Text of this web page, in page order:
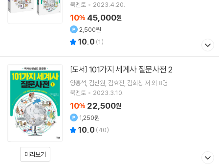
북멘토
2023.4.20.
10% 45,000원
2,500원
10.0 (1)
미리보기
[도서] 101가지 세계사 질문사전 2
양홍석 김신원 김효진 김희창저 외 8명
북멘토
2023.3.10.
10% 22,500원
1,250원
10.0 (40)